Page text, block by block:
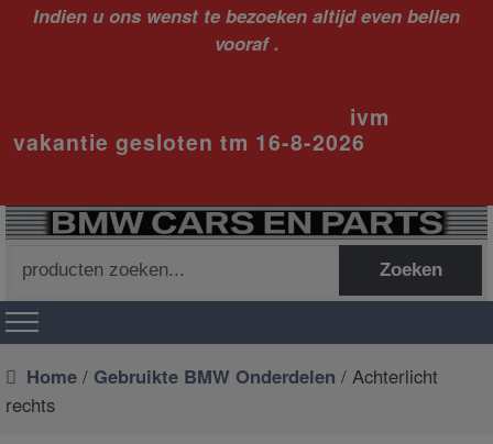
Indien u ons wenst te bezoeken altijd even bellen
vooraf .
ivm
vakantie gesloten tm 16-8-2026
naar:
Zoeken
Home / Gebruikte BMW Onderdelen / Achterlicht
rechts